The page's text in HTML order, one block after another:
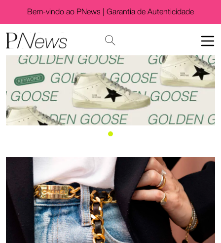
Bem-vindo ao PNews | Garantia de Autenticidade